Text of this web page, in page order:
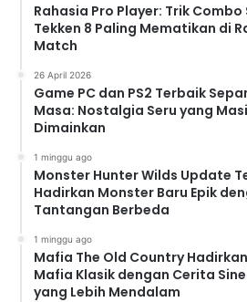
Rahasia Pro Player: Trik Combo
Tekken 8 Paling Mematikan di
Match
26 April 2026
Game PC dan PS2 Terbaik
Masa: Nostalgia Seru yang
Dimainkan
1 minggu ago
Monster Hunter Wilds Update
Hadirkan Monster Baru Epik
Tantangan Berbeda
1 minggu ago
Mafia The Old Country
Mafia Klasik dengan Cerita
yang Lebih Mendalam